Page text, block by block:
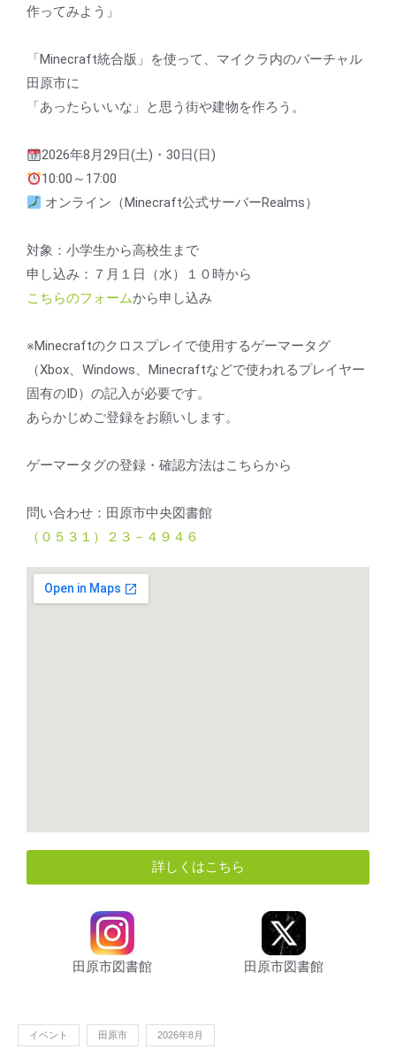
作ってみよう」
「Minecraft統合版」を使って、マイクラ内のバーチャル
田原市に
「あったらいいな」と思う街や建物を作ろう。
2026年8月29日(土)・30日(日)
10:00～17:00
オンライン（Minecraft公式サーバーRealms）
対象：小学生から高校生まで
申し込み：７月１日（水）１０時から
こちらのフォームから申し込み
※Minecraftのクロスプレイで使用するゲーマータグ
（Xbox、Windows、Minecraftなどで使われるプレイヤー
固有のID）の記入が必要です。
あらかじめご登録をお願いします。
ゲーマータグの登録・確認方法はこちらから
問い合わせ：田原市中央図書館
（０５３１）２３－４９４６
詳しくはこちら
田原市図書館 田原市図書館
イベント 田原市 2026年8月